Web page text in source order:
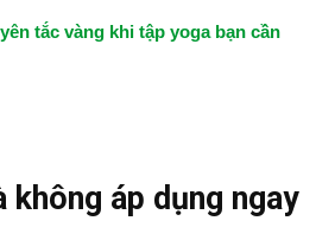
tắc vàng khi tập yoga bạn cần
không áp dụng ngay